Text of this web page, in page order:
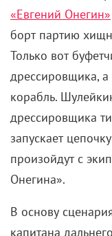
дрессировщика,
корабль.
дрессировщика
запускает
произойдут с
Онегина».
В основу
капитана
Однажды он
Врангеля
Мурманске, и во